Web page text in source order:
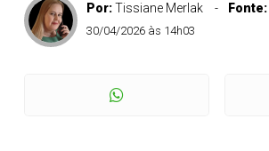
Por:Tissiane Merlak Fonte:
30/04/2026 às 14h03